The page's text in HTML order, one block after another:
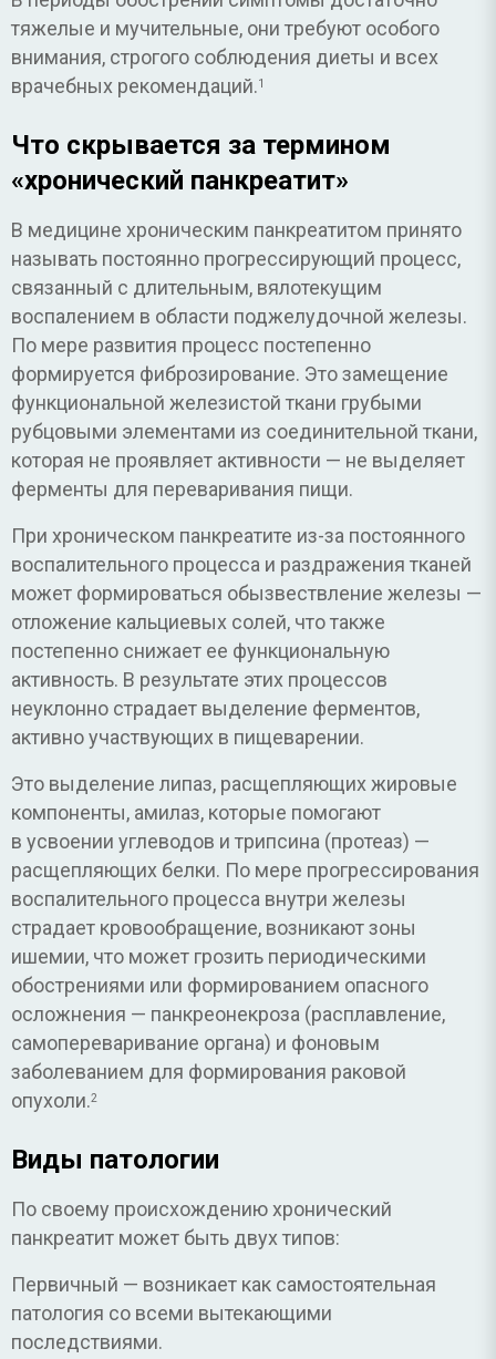
тяжелые и мучительные, они требуют особого
внимания, строгого соблюдения диеты и всех
врачебных рекомендаций.1
Что скрывается за термином
«хронический панкреатит»
В медицине хроническим панкреатитом принято
называть постоянно прогрессирующий процесс,
связанный с длительным, вялотекущим
воспалением в области поджелудочной железы.
По мере развития процесс постепенно
формируется фиброзирование. Это замещение
функциональной железистой ткани грубыми
рубцовыми элементами из соединительной ткани,
которая не проявляет активности — не выделяет
ферменты для переваривания пищи.
При хроническом панкреатите из-за постоянного
воспалительного процесса и раздражения тканей
может формироваться обызвествление железы —
отложение кальциевых солей, что также
постепенно снижает ее функциональную
активность. В результате этих процессов
неуклонно страдает выделение ферментов,
активно участвующих в пищеварении.
Это выделение липаз, расщепляющих жировые
компоненты, амилаз, которые помогают
в усвоении углеводов и трипсина (протеаз) —
расщепляющих белки. По мере прогрессирования
воспалительного процесса внутри железы
страдает кровообращение, возникают зоны
ишемии, что может грозить периодическими
обострениями или формированием опасного
осложнения — панкреонекроза (расплавление,
самопереваривание органа) и фоновым
заболеванием для формирования раковой
опухоли.2
Виды патологии
По своему происхождению хронический
панкреатит может быть двух типов:
Первичный — возникает как самостоятельная
патология со всеми вытекающими
последствиями.